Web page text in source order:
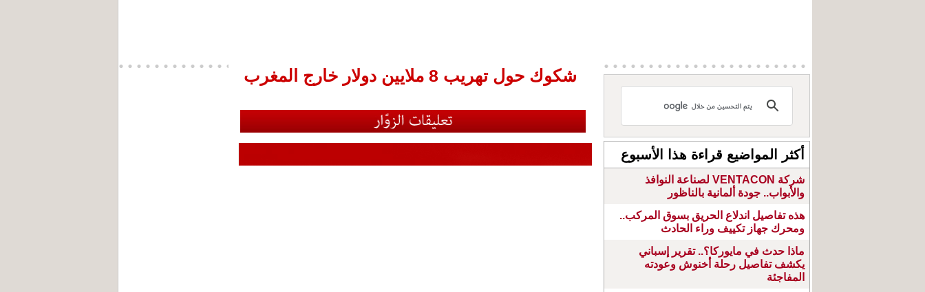
شكوك حول تهريب 8 ملايين دولار خارج المغرب
أكثر المواضيع قراءة هذا الأسبوع
شركة VENTACON لصناعة النوافذ
والأبواب.. جودة ألمانية بالناظور
هذه تفاصيل اندلاع الحريق بسوق المركب..
ومحرك جهاز تكييف وراء الحادث
ماذا حدث في مايوركا؟.. تقرير إسباني
يكشف تفاصيل رحلة أخنوش وعودته
المفاجئة